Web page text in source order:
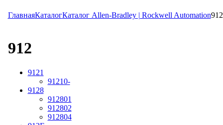
ГлавнаяКаталогКаталог Allen-Bradley | Rockwell Automation912
912
9121
91210-
9128
912801
912802
912804